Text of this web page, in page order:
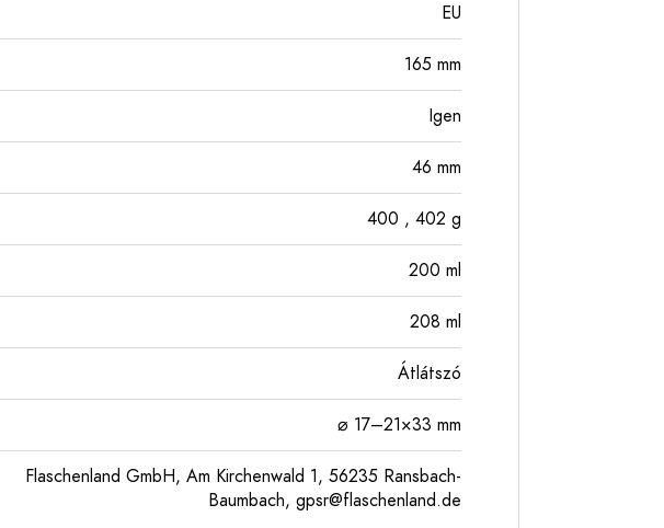
EU
165 mm
Igen
46 mm
400 , 402 g
200 ml
208 ml
Átlátszó
⌀ 17–21×33 mm
Flaschenland GmbH, Am Kirchenwald 1, 56235 Ransbach-
Baumbach, gpsr@flaschenland.de